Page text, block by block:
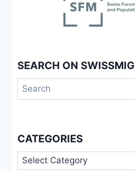
SEARCH ON SWISSMIG
Search
for:
CATEGORIES
Categories